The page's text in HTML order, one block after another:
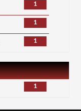
1
1
1
1